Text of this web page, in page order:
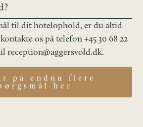
til dit hotelophold, er du altid
os på telefon+45 30 68 22
reception@aggersvold.dk.
på endnu flere
her